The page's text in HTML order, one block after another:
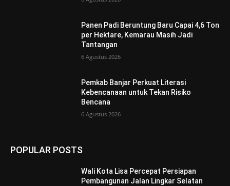
Panen Padi Beruntung Baru Capai 4,6 Ton
per Hektare, Kemarau Masih Jadi
Tantangan
6 Agustus 2026
Pemkab Banjar Perkuat Literasi
Kebencanaan untuk Tekan Risiko
Bencana
6 Agustus 2026
POPULAR POSTS
Wali Kota Lisa Percepat Persiapan
Pembangunan Jalan Lingkar Selatan